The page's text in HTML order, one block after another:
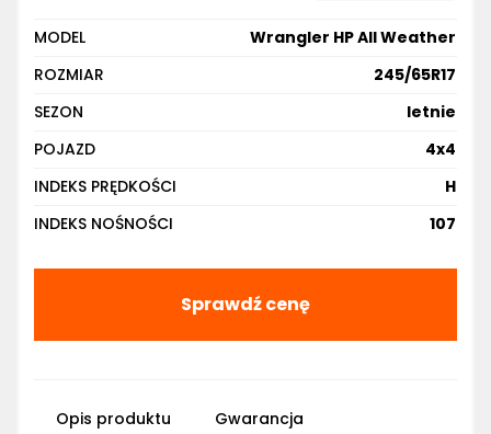
MODEL
Wrangler HP All Weather
ROZMIAR
245/65R17
SEZON
letnie
POJAZD
4x4
INDEKS PRĘDKOŚCI
H
INDEKS NOŚNOŚCI
107
Sprawdź cenę
Opis produktu Gwarancja